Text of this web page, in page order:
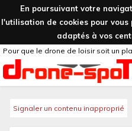
En poursuivant votre
l'utilisation de cookies pour
adaptés à vos
Pour que le drone de loisir soit un
Signaler un contenu inapproprié